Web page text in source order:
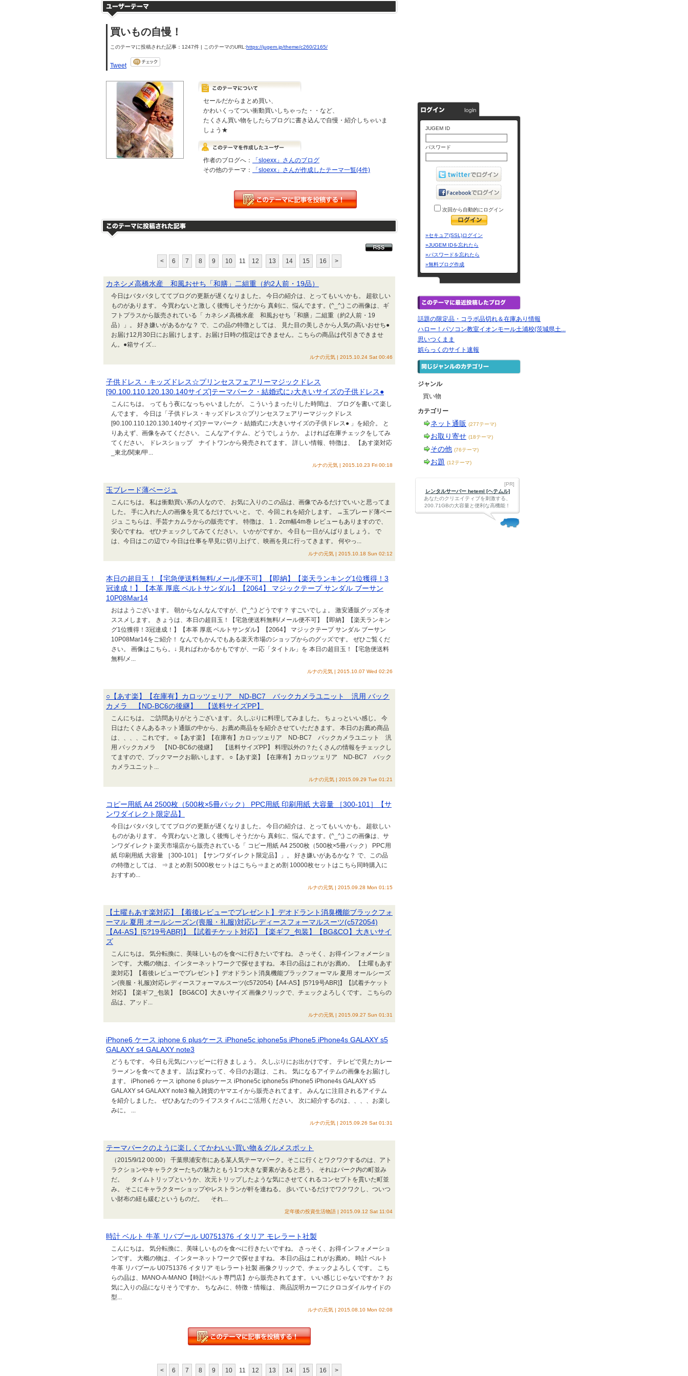
買いもの自慢！
このテーマに投稿された記事：1247件 | このテーマのURL:https://jugem.jp/theme/c260/2165/
Tweet
セールだからまとめ買い、
かわいくってつい衝動買いしちゃった・・など、
たくさん買い物をしたらブログに書き込んで自慢・紹介しちゃいま
しょう★
作者のブログへ：
「sloexx」さんのブログ
その他のテーマ：
「sloexx」さんが作成したテーマ一覧(4件)
< 6 7 8 9 10 11 12 13 14 15 16 >
カネシメ高橋水産 和風おせち「和膳」二組重（約2人前・19品）
今日はバタバタしててブログの更新が遅くなりました。 今日の紹介は、とってもいいかも。 超欲しい
ものがあります。 今買わないと激しく後悔しそうだから 真剣に、悩んでます。(^_^;) この画像は、ギ
フトプラスから販売されている「 カネシメ高橋水産 和風おせち「和膳」二組重（約2人前・19
品）」。 好き嫌いがあるかな？ で、この品の特徴としては、 見た目の美しさから人気の高いおせち●
お届け12月30日にお届けします。お届け日時の指定はできません。こちらの商品は代引きできませ
ん。●箱サイズ...
ルナの元気 | 2015.10.24 Sat 00:46
子供ドレス・キッズドレス☆プリンセスフェアリーマジックドレス
[90.100.110.120.130.140サイズ]テーマパーク・結婚式に♪大きいサイズの子供ドレス●
こんにちは。 ってもう夜になっちゃいましたが。 こういうまったりした時間は、 ブログを書いて楽し
んでます。 今日は「子供ドレス・キッズドレス☆プリンセスフェアリーマジックドレス
[90.100.110.120.130.140サイズ]テーマパーク・結婚式に♪大きいサイズの子供ドレス● 」を紹介。 と
りあえず、画像をみてください。 こんなアイテム、どうでしょうか。 よければ在庫チェックをしてみ
てください。 ドレスショップ ナイトワンから発売されてます。 詳しい情報、特徴は、 【あす楽対応
_東北/関東/甲...
ルナの元気 | 2015.10.23 Fri 00:18
玉ブレード薄ベージュ
こんにちは。 私は衝動買い系の人なので、 お気に入りのこの品は、画像でみるだけでいいと思ってま
した。 手に入れた人の画像を見てるだけでいいと。 で、今回これを紹介します。 →玉ブレード薄ベー
ジュ こちらは、手芸ナカムラからの販売です。 特徴は、 1．2cm幅4m巻 レビューもありますので、
安心ですね。 ぜひチェックしてみてください。 いかがですか。 今日も一日がんばりましょう。 で
は、今日はこの辺で♪ 今日は仕事を早見に切り上げて、映画を見に行ってきます。 何やっ...
ルナの元気 | 2015.10.18 Sun 02:12
本日の超目玉！【宅急便送料無料/メール便不可】【即納】【楽天ランキング1位獲得！3
冠達成！】【本革 厚底 ベルトサンダル】【2064】 マジックテープ サンダル ブーサン
10P08Mar14
おはようございます。 朝からなんなんですが、(^_^;) どうです？ すごいでしょ。 激安通販グッズをオ
ススメします。 きょうは、本日の超目玉！【宅急便送料無料/メール便不可】【即納】【楽天ランキン
グ1位獲得！3冠達成！】【本革 厚底 ベルトサンダル】【2064】 マジックテープ サンダル ブーサン
10P08Mar14をご紹介！ なんでもかんでもある楽天市場のショップからのグッズです。 ぜひご覧くだ
さい。 画像はこちら。↓ 見ればわかるかもですが、一応「タイトル」を 本日の超目玉！【宅急便送料
無料/メ...
ルナの元気 | 2015.10.07 Wed 02:26
○【あす楽】【在庫有】カロッツェリア ND-BC7 バックカメラユニット 汎用 バック
カメラ 【ND-BC6の後継】 【送料サイズPP】
こんにちは。 ご訪問ありがとうございます。 久しぶりに料理してみました。 ちょっといい感じ。 今
日はたくさんあるネット通販の中から、お薦め商品をを紹介させていただきます。 本日のお薦め商品
は、、、、これです。 ○【あす楽】【在庫有】カロッツェリア ND-BC7 バックカメラユニット 汎
用 バックカメラ 【ND-BC6の後継】 【送料サイズPP】 料理以外の？たくさんの情報をチェックし
てますので、ブックマークお願いします。 ○【あす楽】【在庫有】カロッツェリア ND-BC7 バック
カメラユニット...
ルナの元気 | 2015.09.29 Tue 01:21
コピー用紙 A4 2500枚（500枚×5冊パック） PPC用紙 印刷用紙 大容量 ［300-101］【サ
ンワダイレクト限定品】
今日はバタバタしててブログの更新が遅くなりました。 今日の紹介は、とってもいいかも。 超欲しい
ものがあります。 今買わないと激しく後悔しそうだから 真剣に、悩んでます。(^_^;) この画像は、サ
ンワダイレクト楽天市場店から販売されている「 コピー用紙 A4 2500枚（500枚×5冊パック） PPC用
紙 印刷用紙 大容量 ［300-101］【サンワダイレクト限定品】」。 好き嫌いがあるかな？ で、この品
の特徴としては、 ⇒まとめ割 5000枚セットはこちら⇒まとめ割 10000枚セットはこちら同時購入に
おすすめ...
ルナの元気 | 2015.09.28 Mon 01:15
【土曜もあす楽対応】【着後レビューでプレゼント】デオドラント消臭機能ブラックフォ
ーマル 夏用 オールシーズン(喪服・礼服)対応レディースフォーマルスーツ(c572054)
【A4-AS】[5?19号ABR]】【試着チケット対応】【楽ギフ_包装】【BG&CO】大きいサイ
ズ
こんにちは。 気分転換に、美味しいものを食べに行きたいですね。 さっそく、お得インフォメーショ
ンです。 大概の物は、インターネットワークで探せますね。 本日の品はこれがお薦め。 【土曜もあす
楽対応】【着後レビューでプレゼント】デオドラント消臭機能ブラックフォーマル 夏用 オールシーズ
ン(喪服・礼服)対応レディースフォーマルスーツ(c572054)【A4-AS】[5?19号ABR]】【試着チケット
対応】【楽ギフ_包装】【BG&CO】大きいサイズ 画像クリックで、チェックよろしくです。 こちらの
品は、アッド...
ルナの元気 | 2015.09.27 Sun 01:31
iPhone6 ケース iphone 6 plusケース iPhone5c iphone5s iPhone5 iPhone4s GALAXY s5
GALAXY s4 GALAXY note3
どうもです。 今日も元気にハッピーに行きましょう。 久しぶりにお出かけです。 テレビで見たカレー
ラーメンを食べてきます。 話は変わって、今日のお題は、これ。 気になるアイテムの画像をお届けし
ます。 iPhone6 ケース iphone 6 plusケース iPhone5c iphone5s iPhone5 iPhone4s GALAXY s5
GALAXY s4 GALAXY note3 輸入雑貨のヤマエイから販売されてます。 みんなに注目されるアイテム
を紹介しました。 ぜひあなたのライフスタイルにご活用ください。 次に紹介するのは、、、、お楽し
みに。 ...
ルナの元気 | 2015.09.26 Sat 01:31
テーマパークのように楽しくてかわいい買い物＆グルメスポット
（2015/9/12 00:00） 千葉県浦安市にある某人気テーマパーク。そこに行くとワクワクするのは、アト
ラクションやキャラクターたちの魅力ともう1つ大きな要素があると思う。 それはパーク内の町並み
だ。 タイムトリップというか、次元トリップしたような気にさせてくれるコンセプトを貫いた町並
み。 そこにキャラクターショップやレストランが軒を連ねる。 歩いているだけでワクワクし、ついつ
い財布の紐も緩むというものだ。 それ...
定年後の投資生活物語 | 2015.09.12 Sat 11:04
時計 ベルト 牛革 リバプール U0751376 イタリア モレラート社製
こんにちは。 気分転換に、美味しいものを食べに行きたいですね。 さっそく、お得インフォメーショ
ンです。 大概の物は、インターネットワークで探せますね。 本日の品はこれがお薦め。 時計 ベルト
牛革 リバプール U0751376 イタリア モレラート社製 画像クリックで、チェックよろしくです。 こち
らの品は、MANO-A-MANO【時計ベルト専門店】から販売されてます。 いい感じじゃないですか？ お
気に入りの品になりそうですか。 ちなみに、特徴・情報は、 商品説明カーフにクロコダイルサイドの
型...
ルナの元気 | 2015.08.10 Mon 02:08
< 6 7 8 9 10 11 12 13 14 15 16 >
JUGEM ID
パスワード
次回から自動的にログイン
»セキュア(SSL)ログイン
»JUGEM IDを忘れたら
»パスワードを忘れたら
»無料ブログ作成
話題の限定品・コラボ品切れ＆在庫あり情報
ハロー！パソコン教室イオンモール土浦校(茨城県土...
思いつくまま
娯らっくのサイト速報
ジャンル
買い物
カテゴリー
ネット通販 (277テーマ)
お取り寄せ (18テーマ)
その他 (76テーマ)
お題 (12テーマ)
[PR]
レンタルサーバー heteml [ヘテムル]
あなたのクリエイティブを刺激する、
200.71GBの大容量と便利な高機能！